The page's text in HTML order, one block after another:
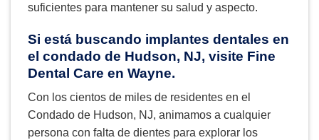
suficientes para mantener su salud y aspecto.
Si está buscando implantes dentales en
el condado de Hudson, NJ, visite Fine
Dental Care en Wayne.
Con los cientos de miles de residentes en el
Condado de Hudson, NJ, animamos a cualquier
persona con falta de dientes para explorar los